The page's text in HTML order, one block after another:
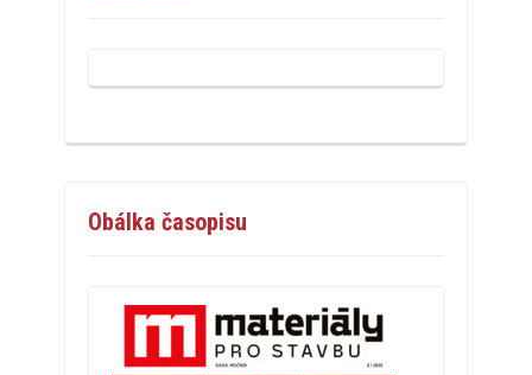
Obálka časopisu